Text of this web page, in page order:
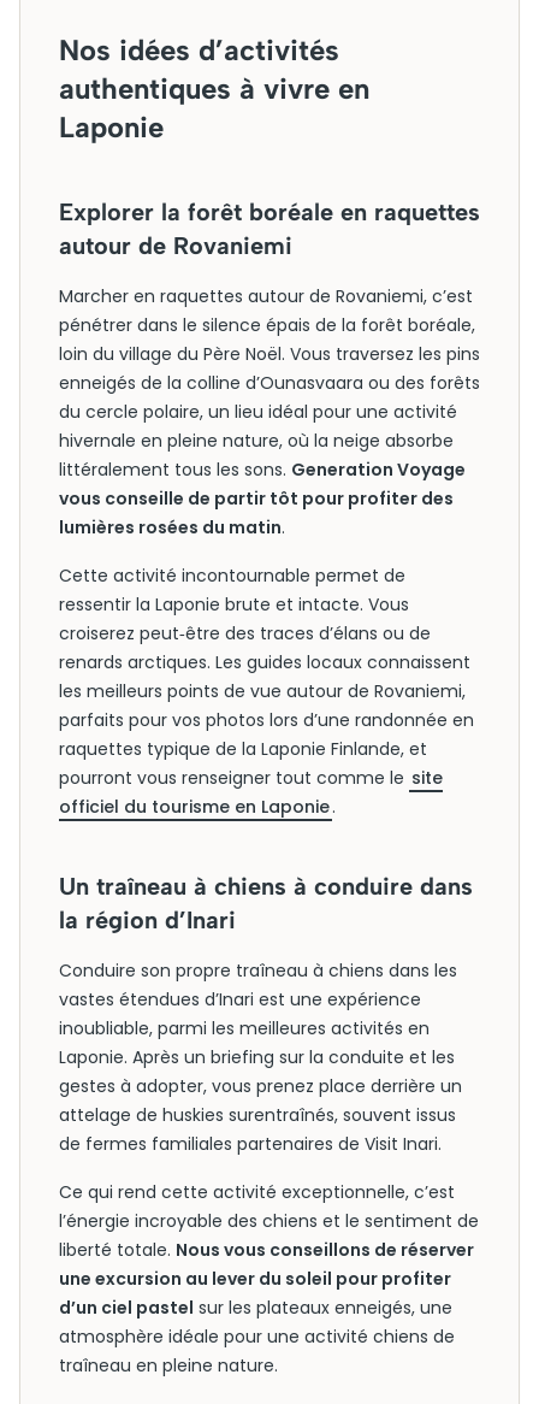
Nos idées d’activités
authentiques à vivre en
Laponie
Explorer la forêt boréale en raquettes
autour de Rovaniemi
Marcher en raquettes autour de Rovaniemi, c’est
pénétrer dans le silence épais de la forêt boréale,
loin du village du Père Noël. Vous traversez les pins
enneigés de la colline d’Ounasvaara ou des forêts
du cercle polaire, un lieu idéal pour une activité
hivernale en pleine nature, où la neige absorbe
littéralement tous les sons. Generation Voyage
vous conseille de partir tôt pour profiter des
lumières rosées du matin.
Cette activité incontournable permet de
ressentir la Laponie brute et intacte. Vous
croiserez peut‑être des traces d’élans ou de
renards arctiques. Les guides locaux connaissent
les meilleurs points de vue autour de Rovaniemi,
parfaits pour vos photos lors d’une randonnée en
raquettes typique de la Laponie Finlande, et
pourront vous renseigner tout comme le site
officiel du tourisme en Laponie.
Un traîneau à chiens à conduire dans
la région d’Inari
Conduire son propre traîneau à chiens dans les
vastes étendues d’Inari est une expérience
inoubliable, parmi les meilleures activités en
Laponie. Après un briefing sur la conduite et les
gestes à adopter, vous prenez place derrière un
attelage de huskies surentraînés, souvent issus
de fermes familiales partenaires de Visit Inari.
Ce qui rend cette activité exceptionnelle, c’est
l’énergie incroyable des chiens et le sentiment de
liberté totale. Nous vous conseillons de réserver
une excursion au lever du soleil pour profiter
d’un ciel pastel sur les plateaux enneigés, une
atmosphère idéale pour une activité chiens de
traîneau en pleine nature.